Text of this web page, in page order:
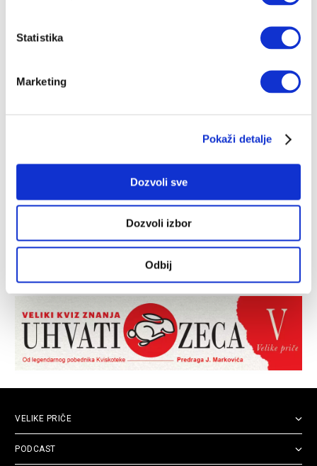
Statistika
Marketing
Pokaži detalje
Dozvoli sve
Dozvoli izbor
Odbij
VELIKE PRIČE
PODCAST